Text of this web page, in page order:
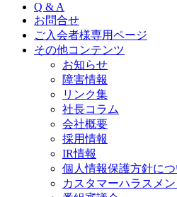
Q & A
お問合せ
ご入会者様専用ページ
その他コンテンツ
お知らせ
障害情報
リンク集
社長コラム
会社概要
採用情報
IR情報
個人情報保護方針につ
カスタマーハラスメ